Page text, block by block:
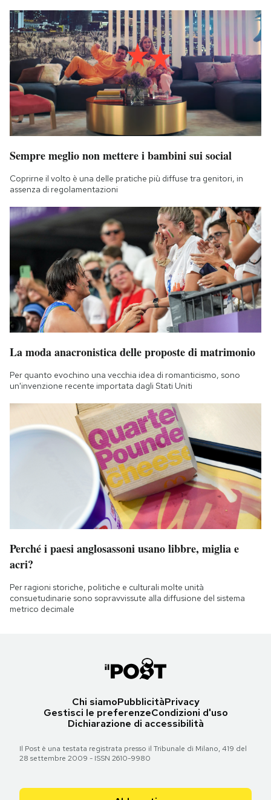
Sempre meglio non mettere i bambini sui social
Coprirne il volto è una delle pratiche più diffuse tra genitori, in
assenza di regolamentazioni
La moda anacronistica delle proposte di matrimonio
Per quanto evochino una vecchia idea di romanticismo, sono
un'invenzione recente importata dagli Stati Uniti
Perché i paesi anglosassoni usano libbre, miglia e
acri?
Per ragioni storiche, politiche e culturali molte unità
consuetudinarie sono sopravvissute alla diffusione del sistema
metrico decimale
Chi siamoPubblicitàPrivacy
Gestisci le preferenzeCondizioni d'uso
Dichiarazione di accessibilità
Il Post è una testata registrata presso il Tribunale di Milano, 419 del
28 settembre 2009 - ISSN 2610-9980